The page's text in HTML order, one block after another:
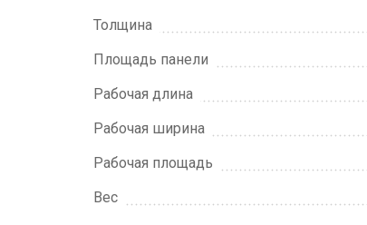
Толщина
Площадь панели
Рабочая длина
Рабочая ширина
Рабочая площадь
Вес